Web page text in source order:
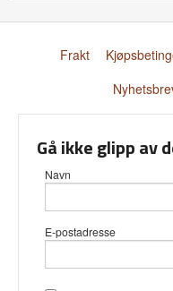
Frakt
Vår
Gå ikke glipp av
Navn
E-postadresse